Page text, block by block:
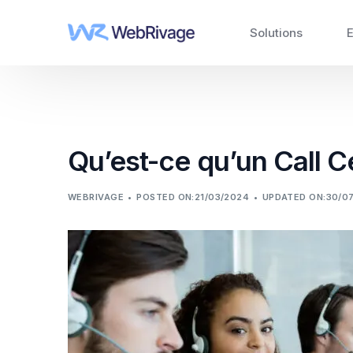
Solutions
Qu’est-ce qu’un Call
WEBRIVAGE POSTED ON:21/03/2024 UPDATED ON:30/